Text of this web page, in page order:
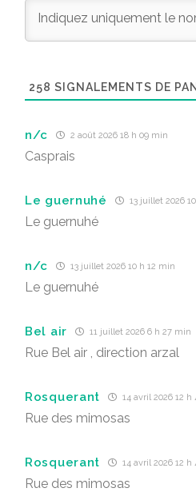
258 SIGNALEMENTS DE
n/c 2 août 2026 18 h 09 min
Casprais
Le guernuhé 13 juillet 2026
Le guernuhé
n/c 13 juillet 2026 10 h 12 min
Le guernuhé
Bel air 11 juillet 2026 6 h 27 min
Rue Bel air , direction arzal
Rosquerant 14 avril 2026 12 h
Rue des mimosas
Rosquerant 14 avril 2026 12 h
Rue des mimosas